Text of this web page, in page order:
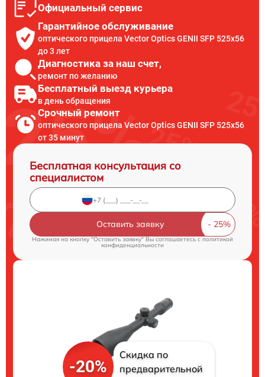
Официальный сервис
Гарантийное обслуживание
оптического прицела Vector Optics GENII SFP 525x56
до 3 лет
Диагностика за наш счет,
ремонт по желанию
Бесплатный выезд курьера
в день обращения
Срочный ремонт
оптического прицела Vector Optics GENII SFP 525x56
от 35 минут
Бесплатная консультация со
специалистом
Оставить заявку
Нажимая на кнопку "Оставить заявку" Вы соглашаетесь cполитикой
конфиденциальности
-20%
Скидка по
предварительной